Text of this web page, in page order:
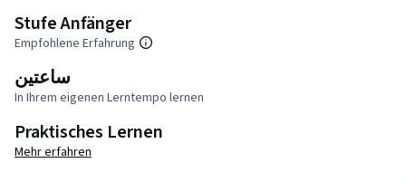
Stufe Anfänger
Empfohlene Erfahrung
ساعتين
In Ihrem eigenen Lerntempo lernen
Praktisches Lernen
Mehr erfahren